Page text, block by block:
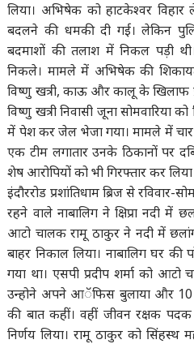
लिया। अभिषेक को हाटकेश्वर विहार
बदलने की धमकी दी गई। लेकिन
बदमाशों की तलाश में निकल पड़ी
निकले। मामले में अभिषेक की
विष्णु खत्री, काऊ और कालू के खिलाफ
विष्णु खत्री निवासी जूना सोमवारिया
में पेश कर जेल भेजा गया। मामले में
एक टीम लगातार उनके ठिकानों पर
शेष आरोपियों को भी गिरफ्तार कर
इंदौररोड प्रशांतिधाम ब्रिज से रविवार-
रहने वाले नाबालिग ने क्षिप्रा नदी
आटो चालक रामू ठाकुर ने नदी में
बाहर निकाल लिया। नाबालिग घर
गया था। एसपी प्रदीप शर्मा को आटो
उन्होने अपने आॅफिस बुलाया और 10
की बात कहीं। वहीं जीवन रक्षक
निर्णय लिया। रामू ठाकुर को